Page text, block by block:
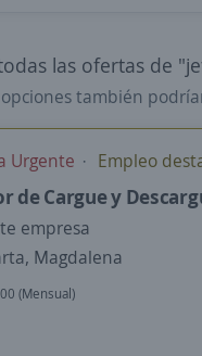
las ofertas de
opciones también
Urgente Empleo
de Cargue y
empresa
Magdalena
(Mensual)